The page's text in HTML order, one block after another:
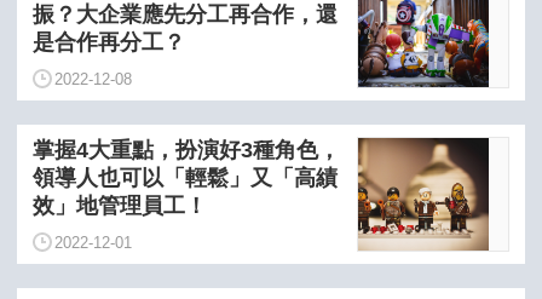
振？大企業應先分工再合作，還
是合作再分工？
2022-12-08
掌握4大重點，扮演好3種角色，
領導人也可以「輕鬆」又「高績
效」地管理員工！
2022-12-01